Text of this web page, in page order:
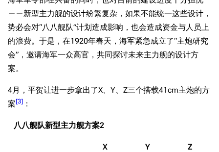
——新型主力舰的设计纷繁复杂，如果不能统一这些设计，
势必会对“八八舰队”计划造成影响，也会造成资金与人员上
的浪费。于是，在1920年春天，海军紧急成立了“主炮研究
会”，邀请海军一众高官，共同探讨未来主力舰的设计方
案。
4月，平贺让进一步拿出了X、Y、Z三个搭载41cm主炮的方
案[3] ：
八八舰队新型主力舰方案2
X Y Z